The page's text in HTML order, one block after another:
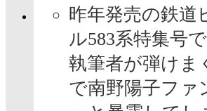
昨年発売の鉄道
ル583系特集号
執筆者が弾けま
で南野陽子ファ